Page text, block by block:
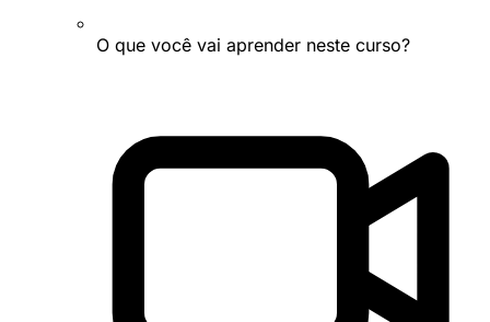
O que você vai aprender neste curso?